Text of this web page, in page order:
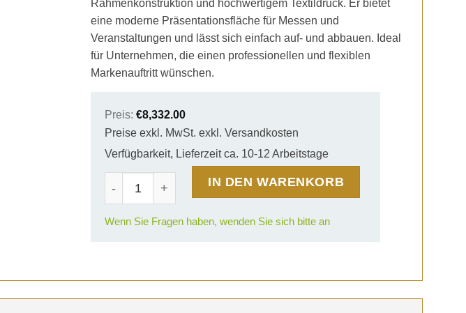
Rahmenkonstruktion und hochwertigem Textildruck. Er bietet
eine moderne Präsentationsfläche für Messen und
Veranstaltungen und lässt sich einfach auf- und abbauen. Ideal
für Unternehmen, die einen professionellen und flexiblen
Markenauftritt wünschen.
Preis: €8,332.00
Preise exkl. MwSt. exkl. Versandkosten
Verfügbarkeit, Lieferzeit ca. 10-12 Arbeitstage
4x3m Expo Prestige Mobiler Messestand 14 Menge
IN DEN WARENKORB
Wenn Sie Fragen haben, wenden Sie sich bitte an